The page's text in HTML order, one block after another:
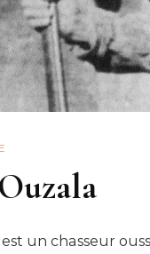
un chasseur